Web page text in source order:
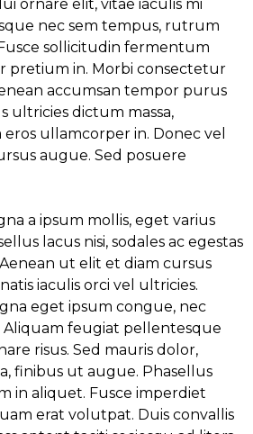
ornare elit, vitae iaculis mi
nec sem tempus, rutrum
sollicitudin fermentum
pretium in. Morbi consectetur
accumsan tempor purus
ultricies dictum massa,
ullamcorper in. Donec vel
augue. Sed posuere
a ipsum mollis, eget varius
lacus nisi, sodales ac egestas
ut elit et diam cursus
iaculis orci vel ultricies.
eget ipsum congue, nec
Aliquam feugiat pellentesque
risus. Sed mauris dolor,
finibus ut augue. Phasellus
in aliquet. Fusce imperdiet
erat volutpat. Duis convallis